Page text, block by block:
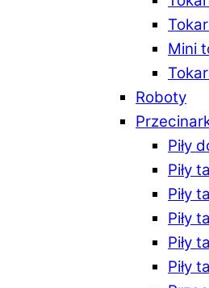
Mini
Roboty
Piły
Piły
Piły
Piły
Piły
Piły